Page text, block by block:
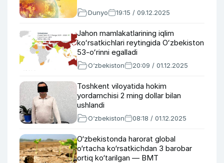
Dunyo 19:15 / 09.12.2025
Jahon mamlakatlarining iqlim
koʻrsatkichlari reytingida Oʻzbekiston
53-oʻrinni egalladi
O‘zbekiston 20:09 / 01.12.2025
Toshkent viloyatida hokim
yordamchisi 2 ming dollar bilan
ushlandi
O‘zbekiston 08:18 / 01.12.2025
O‘zbekistonda harorat global
o‘rtacha ko‘rsatkichdan 3 barobar
ortiq ko‘tarilgan — BMT